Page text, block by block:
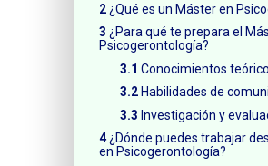
¿Qué es un Máster en
¿Para qué te prepara el
Psicogerontología?
Conocimientos
Habilidades de
Investigación y
¿Dónde puedes trabajar
en Psicogerontología?